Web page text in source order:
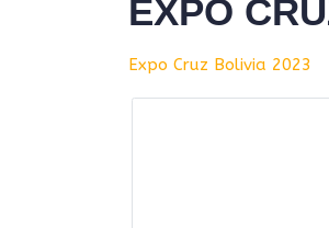
EXPO
Expo Cruz Bolivia 2023